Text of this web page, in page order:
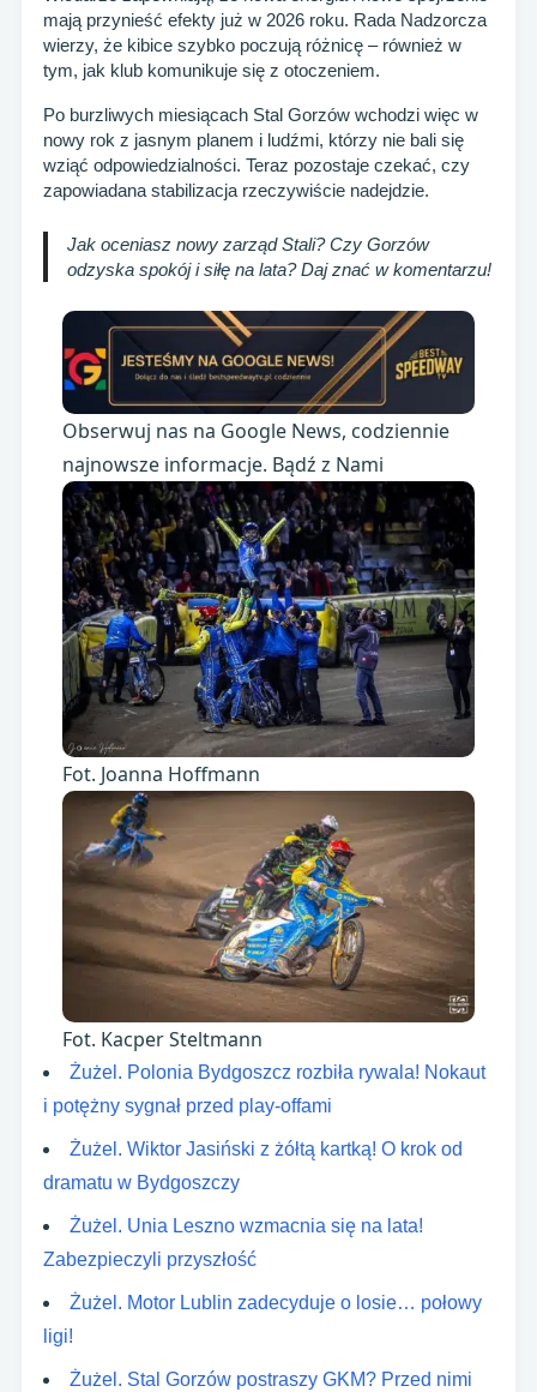
mają przynieść efekty już w 2026 roku. Rada Nadzorcza
wierzy, że kibice szybko poczują różnicę – również w
tym, jak klub komunikuje się z otoczeniem.
Po burzliwych miesiącach Stal Gorzów wchodzi więc w
nowy rok z jasnym planem i ludźmi, którzy nie bali się
wziąć odpowiedzialności. Teraz pozostaje czekać, czy
zapowiadana stabilizacja rzeczywiście nadejdzie.
Jak oceniasz nowy zarząd Stali? Czy Gorzów
odzyska spokój i siłę na lata? Daj znać w komentarzu!
Obserwuj nas na Google News, codziennie
najnowsze informacje. Bądź z Nami
Fot. Joanna Hoffmann
Fot. Kacper Steltmann
Żużel. Polonia Bydgoszcz rozbiła rywala! Nokaut
i potężny sygnał przed play-offami
Żużel. Wiktor Jasiński z żółtą kartką! O krok od
dramatu w Bydgoszczy
Żużel. Unia Leszno wzmacnia się na lata!
Zabezpieczyli przyszłość
Żużel. Motor Lublin zadecyduje o losie… połowy
ligi!
Żużel. Stal Gorzów postraszy GKM? Przed nimi